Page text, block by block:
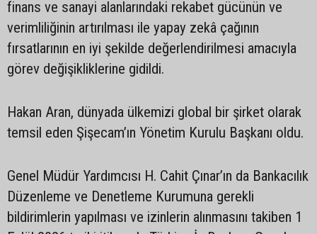
finans ve sanayi alanlarındaki rekabet gücünün ve
verimliliğinin artırılması ile yapay zekâ çağının
fırsatlarının en iyi şekilde değerlendirilmesi amacıyla
görev değişikliklerine gidildi.
Hakan Aran, dünyada ülkemizi global bir şirket olarak
temsil eden Şişecam’ın Yönetim Kurulu Başkanı oldu.
Genel Müdür Yardımcısı H. Cahit Çınar’ın da Bankacılık
Düzenleme ve Denetleme Kurumuna gerekli
bildirimlerin yapılması ve izinlerin alınmasını takiben 1